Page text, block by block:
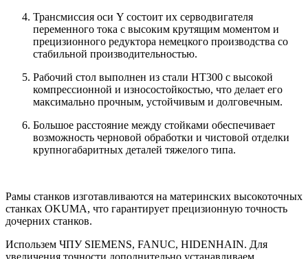
Трансмиссия оси Y состоит их серводвигателя
переменного тока с высоким крутящим моментом и
прецизионного редуктора немецкого производства со
стабильной производительностью.
Рабочий стол выполнен из стали НТ300 с высокой
компрессионной и износостойкостью, что делает его
максимально прочным, устойчивым и долговечным.
Большое расстояние между стойками обеспечивает
возможность черновой обработки и чистовой отделки
крупногабаритных деталей тяжелого типа.
Рамы станков изготавливаются на материнских высокоточных
станках OKUMA, что гарантирует прецизионную точность
дочерних станков.
Использем ЧПУ SIEMENS, FANUC, HIDENHAIN. Для
увеличения точности дополнительно устанавливаем